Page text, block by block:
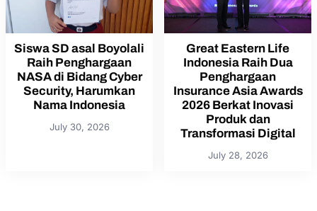
Siswa SD asal Boyolali
Raih Penghargaan
NASA di Bidang Cyber
Security, Harumkan
Nama Indonesia
July 30, 2026
Great Eastern Life
Indonesia Raih Dua
Penghargaan
Insurance Asia Awards
2026 Berkat Inovasi
Produk dan
Transformasi Digital
July 28, 2026